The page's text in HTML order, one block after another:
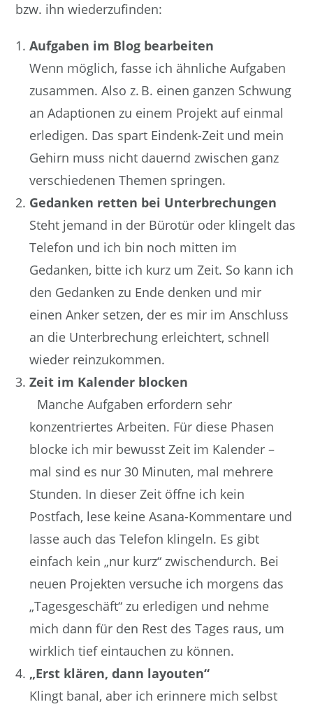
bzw. ihn wiederzufinden:
Aufgaben im Blog bearbeiten
Wenn möglich, fasse ich ähnliche Aufgaben
zusammen. Also z. B. einen ganzen Schwung
an Adaptionen zu einem Projekt auf einmal
erledigen. Das spart Eindenk-Zeit und mein
Gehirn muss nicht dauernd zwischen ganz
verschiedenen Themen springen.
Gedanken retten bei Unterbrechungen
Steht jemand in der Bürotür oder klingelt das
Telefon und ich bin noch mitten im
Gedanken, bitte ich kurz um Zeit. So kann ich
den Gedanken zu Ende denken und mir
einen Anker setzen, der es mir im Anschluss
an die Unterbrechung erleichtert, schnell
wieder reinzukommen.
Zeit im Kalender blocken
Manche Aufgaben erfordern sehr
konzentriertes Arbeiten. Für diese Phasen
blocke ich mir bewusst Zeit im Kalender –
mal sind es nur 30 Minuten, mal mehrere
Stunden. In dieser Zeit öffne ich kein
Postfach, lese keine Asana-Kommentare und
lasse auch das Telefon klingeln. Es gibt
einfach kein „nur kurz“ zwischendurch. Bei
neuen Projekten versuche ich morgens das
„Tagesgeschäft“ zu erledigen und nehme
mich dann für den Rest des Tages raus, um
wirklich tief eintauchen zu können.
„Erst klären, dann layouten“
Klingt banal, aber ich erinnere mich selbst